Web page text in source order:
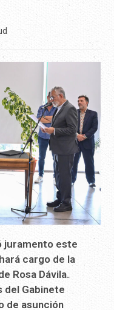
juramento este
cargo de la
Rosa Dávila.
del Gabinete
de asunción